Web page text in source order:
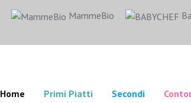
MammeBio
Home Primi Piatti Secondi